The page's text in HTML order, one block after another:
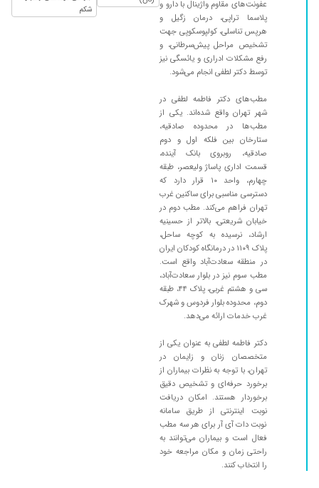
عفونت‌های مقاوم واژینال با دارو و
پلاسما تراپی، درمان زگیل و
هرپس تناسلی، کولپوسکوپی جهت
تشخیص مراحل پیش‌سرطانی، و
رفع مشکلات ادراری و یائسگی نیز
توسط دکتر لطفی انجام می‌شود.
مطب‌های دکتر فاطمه لطفی در
شهر تهران واقع شده‌اند. یکی از
مطب‌ها در محدوده صادقیه،
ستارخان بین فلکه اول و دوم
صادقیه، روبروی بانک آینده،
قسمت اداری پاساژ ولیعصر، طبقه
چهارم، واحد ۱۰ قرار دارد که
دسترسی مناسبی برای ساکنین غرب
تهران فراهم می‌کند. مطب دوم در
خیابان شریعتی، بالاتر از حسینیه
ارشاد، نرسیده به کوچه ساحل،
پلاک ۱۱۰۹ در درمانگاه کودکان ایران
در منطقه سعادت‌آباد واقع است.
مطب سوم نیز در بلوار سعادت‌آباد،
سی و هشتم غربی، پلاک ۴۴، طبقه
دوم، محدوده بلوار فردوس و شهرک
غرب خدمات ارائه می‌دهد.
دکتر فاطمه لطفی به عنوان یکی از
متخصصان زنان و زایمان در
تهران، با توجه به نظرات بیماران از
برخورد حرفه‌ای و تشخیص دقیق
برخوردار هستند. امکان دریافت
نوبت اینترنتی از طریق سامانه
نوبت دات آی آر برای هر سه مطب
فعال است و بیماران می‌توانند به
راحتی زمان و مکان مراجعه خود
را انتخاب کنند.
شکم